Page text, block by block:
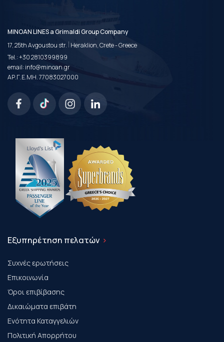
MINOAN LINES a Grimaldi Group Company
17, 25th Avgoustou str. | Heraklion, Crete - Greece
Tel.:+30 2810399899
email:info@minoan.gr
ΑΡ.Γ.Ε.ΜΗ. 77083027000
Εξυπηρέτηση πελατών
Συχνές ερωτήσεις
Επικοινωνία
Όροι επιβίβασης
Δικαιώματα επιβάτη
Ενότητα Καταγγελιών
Πολιτική Απορρήτου